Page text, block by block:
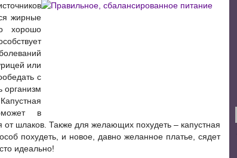
жирные
хорошо
или
с
организм
в
шлаков. Также для желающих похудеть – капустная
похудеть, и новое, давно желанное платье, сядет
идеально!